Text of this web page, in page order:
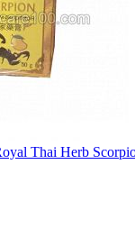
Thai Herb